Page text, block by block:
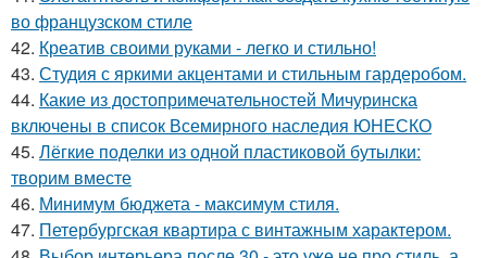
во французском стиле
42. Креатив своими руками - легко и стильно!
43. Студия с яркими акцентами и стильным гардеробом.
44. Какие из достопримечательностей Мичуринска
включены в список Всемирного наследия ЮНЕСКО
45. Лёгкие поделки из одной пластиковой бутылки:
творим вместе
46. Минимум бюджета - максимум стиля.
47. Петербургская квартира с винтажным характером.